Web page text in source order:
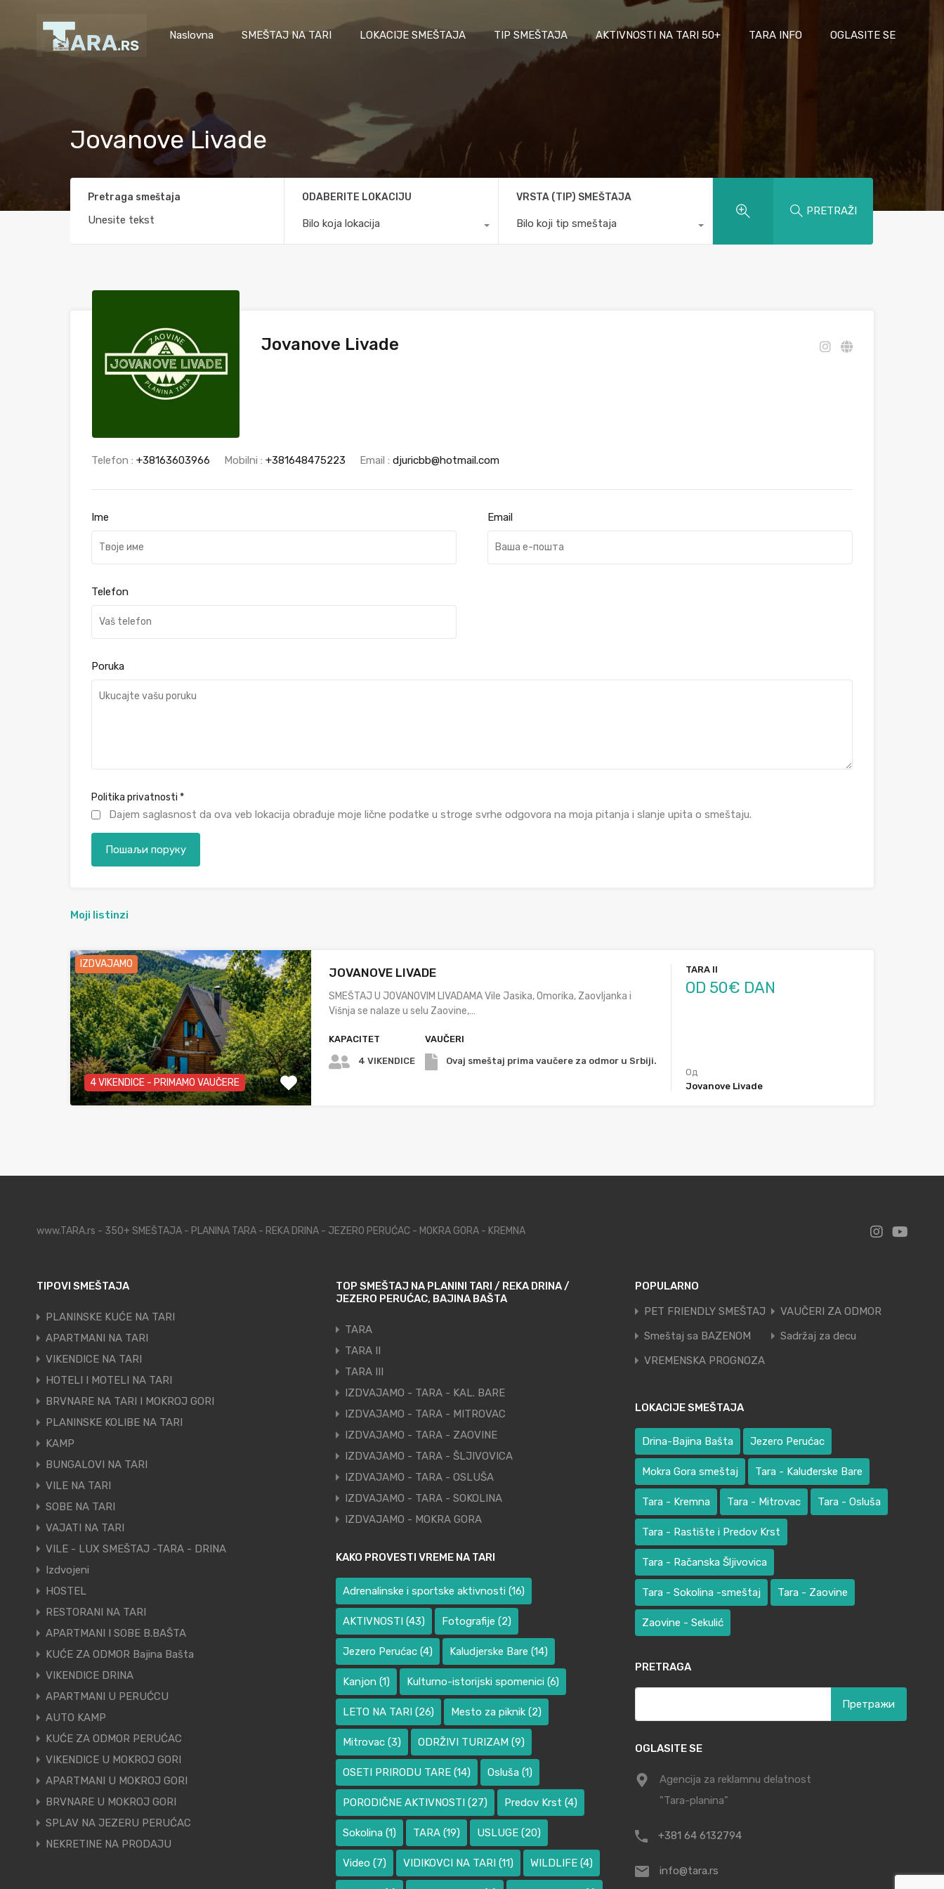
Naslovna SMEŠTAJ NA TARI LOKACIJE SMEŠTAJA TIP SMEŠTAJA AKTIVNOSTI NA TARI 50+ TARA INFO OGLASITE SE
Jovanove Livade
Pretraga smeštaja ODABERITE LOKACIJU
Bilo koja lokacija
VRSTA (TIP) SMEŠTAJA
Bilo koji tip smeštaja
PRETRAŽI
Jovanove Livade
Telefon : +38163603966 Mobilni : +381648475223 Email : djuricbb@hotmail.com
Ime Email
Telefon
Poruka
Politika privatnosti *
Dajem saglasnost da ova veb lokacija obrađuje moje lične podatke u stroge svrhe odgovora na moja pitanja i slanje upita o smeštaju.
Moji listinzi
IZDVAJAMO
4 VIKENDICE - PRIMAMO VAUČERE
JOVANOVE LIVADE
SMEŠTAJ U JOVANOVIM LIVADAMA Vile Jasika, Omorika, Zaovljanka i
Višnja se nalaze u selu Zaovine,…
KAPACITET
4 VIKENDICE
VAUČERI
Ovaj smeštaj prima vaučere za odmor u Srbiji.
TARA II
OD 50€ DAN
Од
Jovanove Livade
www.TARA.rs - 350+ SMEŠTAJA - PLANINA TARA - REKA DRINA - JEZERO PERUĆAC - MOKRA GORA - KREMNA
TIPOVI SMEŠTAJA
PLANINSKE KUĆE NA TARI
APARTMANI NA TARI
VIKENDICE NA TARI
HOTELI I MOTELI NA TARI
BRVNARE NA TARI I MOKROJ GORI
PLANINSKE KOLIBE NA TARI
KAMP
BUNGALOVI NA TARI
VILE NA TARI
SOBE NA TARI
VAJATI NA TARI
VILE - LUX SMEŠTAJ -TARA - DRINA
Izdvojeni
HOSTEL
RESTORANI NA TARI
APARTMANI I SOBE B.BAŠTA
KUĆE ZA ODMOR Bajina Bašta
VIKENDICE DRINA
APARTMANI U PERUĆCU
AUTO KAMP
KUĆE ZA ODMOR PERUĆAC
VIKENDICE U MOKROJ GORI
APARTMANI U MOKROJ GORI
BRVNARE U MOKROJ GORI
SPLAV NA JEZERU PERUĆAC
NEKRETINE NA PRODAJU
TOP SMEŠTAJ NA PLANINI TARI / REKA DRINA /
JEZERO PERUĆAC, BAJINA BAŠTA
TARA
TARA II
TARA III
IZDVAJAMO - TARA - KAL. BARE
IZDVAJAMO - TARA - MITROVAC
IZDVAJAMO - TARA - ZAOVINE
IZDVAJAMO - TARA - ŠLJIVOVICA
IZDVAJAMO - TARA - OSLUŠA
IZDVAJAMO - TARA - SOKOLINA
IZDVAJAMO - MOKRA GORA
KAKO PROVESTI VREME NA TARI
Adrenalinske i sportske aktivnosti (16)
AKTIVNOSTI (43) Fotografije (2)
Jezero Perućac (4) Kaludjerske Bare (14)
Kanjon (1) Kulturno-istorijski spomenici (6)
LETO NA TARI (26) Mesto za piknik (2)
Mitrovac (3) ODRŽIVI TURIZAM (9)
OSETI PRIRODU TARE (14) Osluša (1)
PORODIČNE AKTIVNOSTI (27) Predov Krst (4)
Sokolina (1) TARA (19) USLUGE (20)
Video (7) VIDIKOVCI NA TARI (11) WILDLIFE (4)
POPULARNO
PET FRIENDLY SMEŠTAJ
VAUČERI ZA ODMOR
Smeštaj sa BAZENOM
Sadržaj za decu
VREMENSKA PROGNOZA
LOKACIJE SMEŠTAJA
Drina-Bajina Bašta Jezero Perućac
Mokra Gora smeštaj Tara - Kaluđerske Bare
Tara - Kremna Tara - Mitrovac Tara - Osluša
Tara - Rastište i Predov Krst
Tara - Račanska Šljivovica
Tara - Sokolina -smeštaj Tara - Zaovine
Zaovine - Sekulić
PRETRAGA
за:
OGLASITE SE
Agencija za reklamnu delatnost
"Tara-planina"
+381 64 6132794
info@tara.rs